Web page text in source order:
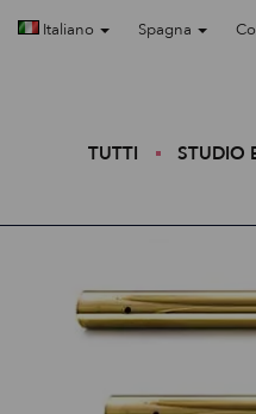
Italiano Spagna
TUTTI STUDIO